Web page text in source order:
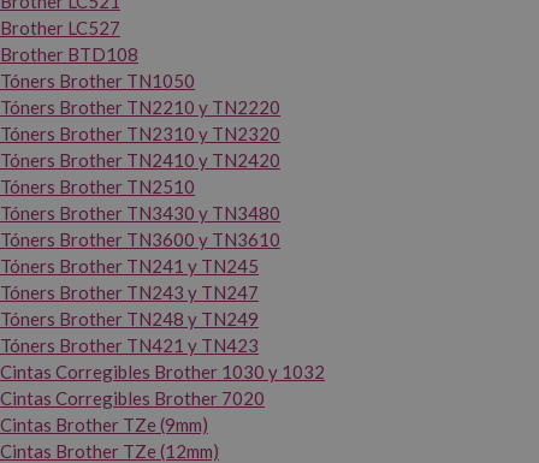
Brother LC527
Brother BTD108
Tóners Brother TN1050
Tóners Brother TN2210 y TN2220
Tóners Brother TN2310 y TN2320
Tóners Brother TN2410 y TN2420
Tóners Brother TN2510
Tóners Brother TN3430 y TN3480
Tóners Brother TN3600 y TN3610
Tóners Brother TN241 y TN245
Tóners Brother TN243 y TN247
Tóners Brother TN248 y TN249
Tóners Brother TN421 y TN423
Cintas Corregibles Brother 1030 y 1032
Cintas Corregibles Brother 7020
Cintas Brother TZe (9mm)
Cintas Brother TZe (12mm)